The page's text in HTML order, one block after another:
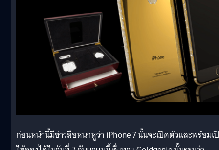
ก่อนหน้านี้มีข่าวลือหนาหูว่า iPhone 7 นั้นจะเปิดตัวและพร้อมเ